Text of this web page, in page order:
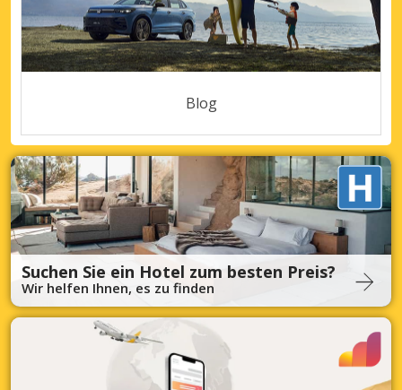
Blog
Suchen Sie ein Hotel zum besten Preis?
Wir helfen Ihnen, es zu finden